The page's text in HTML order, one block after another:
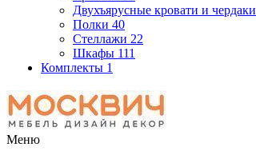
Двухъярусные кровати и чердаки
Полки 40
Стеллажи 22
Шкафы 111
Комплекты 1
Меню